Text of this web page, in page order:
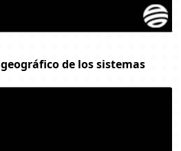
de los sistemas